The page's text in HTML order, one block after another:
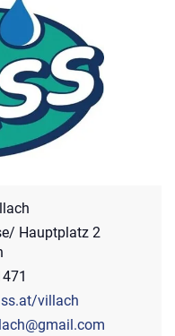
Hauptplatz 2
villach